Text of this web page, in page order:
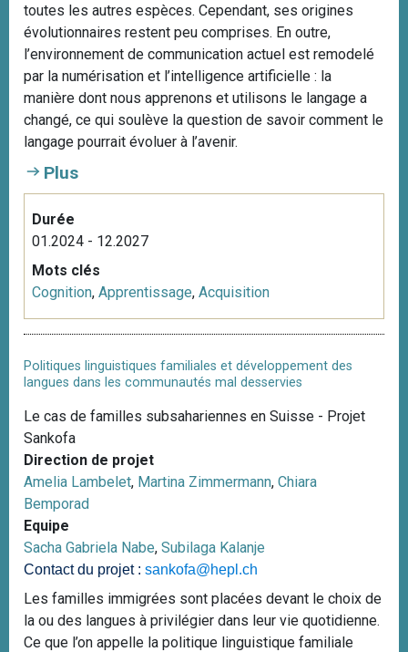
toutes les autres espèces. Cependant, ses origines
évolutionnaires restent peu comprises. En outre,
l’environnement de communication actuel est remodelé
par la numérisation et l’intelligence artificielle : la
manière dont nous apprenons et utilisons le langage a
changé, ce qui soulève la question de savoir comment le
langage pourrait évoluer à l’avenir.
Plus
Durée
01.2024 - 12.2027
Mots clés
Cognition, Apprentissage, Acquisition
Politiques linguistiques familiales et développement des
langues dans les communautés mal desservies
Le cas de familles subsahariennes en Suisse - Projet
Sankofa
Direction de projet
Amelia Lambelet, Martina Zimmermann, Chiara
Bemporad
Equipe
Sacha Gabriela Nabe, Subilaga Kalanje
Contact du projet : sankofa@hepl.ch
Les familles immigrées sont placées devant le choix de
la ou des langues à privilégier dans leur vie quotidienne.
Ce que l’on appelle la politique linguistique familiale